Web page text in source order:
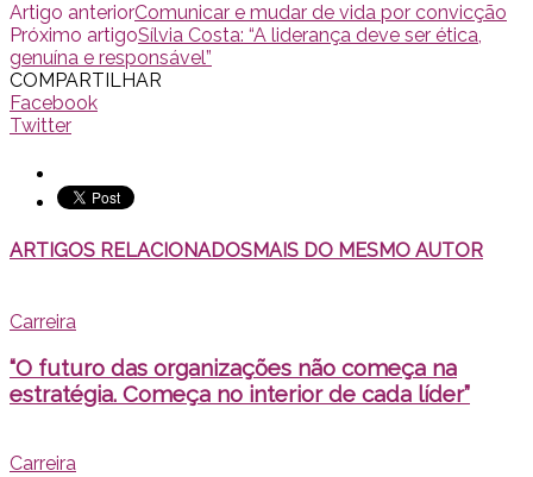
Artigo anteriorComunicar e mudar de vida por convicção
Próximo artigoSílvia Costa: “A liderança deve ser ética,
genuína e responsável”
COMPARTILHAR
Facebook
Twitter
ARTIGOS RELACIONADOSMAIS DO MESMO AUTOR
Carreira
“O futuro das organizações não começa na
estratégia. Começa no interior de cada líder”
Carreira